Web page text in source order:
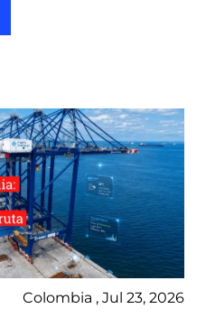
Colombia , Jul 23, 2026